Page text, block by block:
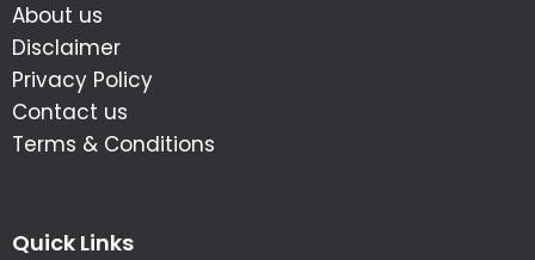
About us
Disclaimer
Privacy Policy
Contact us
Terms & Conditions
Quick Links